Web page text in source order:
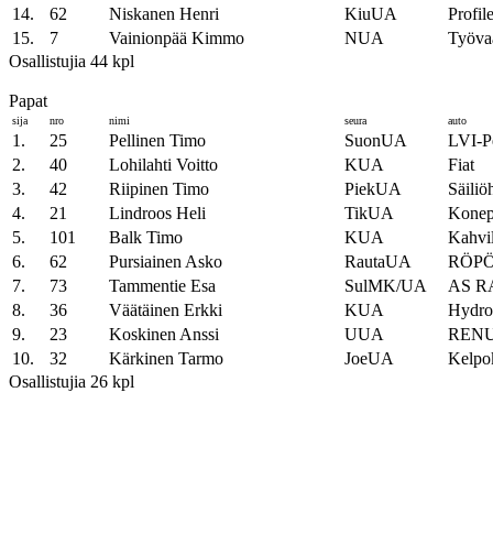
14.
62 Niskanen Henri KiuUA
15.
7 Vainionpää Kimmo NUA
Osallistujia 44 kpl
Papat
sija nro nimi seura auto
1. 25 Pellinen Timo SuonUA
LVI-
2.
40 Lohilahti Voitto KUA
Fiat
3.
42 Riipinen Timo PiekUA
4.
21 Lindroos Heli TikUA
5.
101 Balk Timo KUA
6.
62 Pursiainen Asko RautaUA
7.
73 Tammentie Esa SulMK/UA
AS
8.
36 Väätäinen Erkki KUA
9.
23 Koskinen Anssi UUA
10.
32 Kärkinen Tarmo JoeUA
Osallistujia 26 kpl